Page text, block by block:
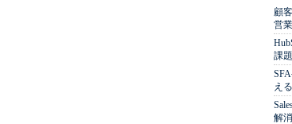
顧
営
課
え
解